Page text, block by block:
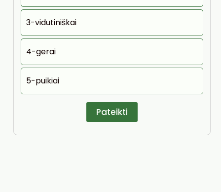
3-vidutiniškai
4-gerai
5-puikiai